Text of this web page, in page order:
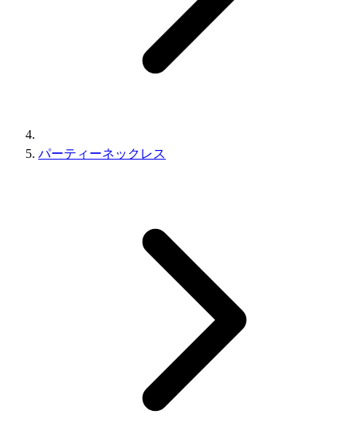
パーティーネックレス